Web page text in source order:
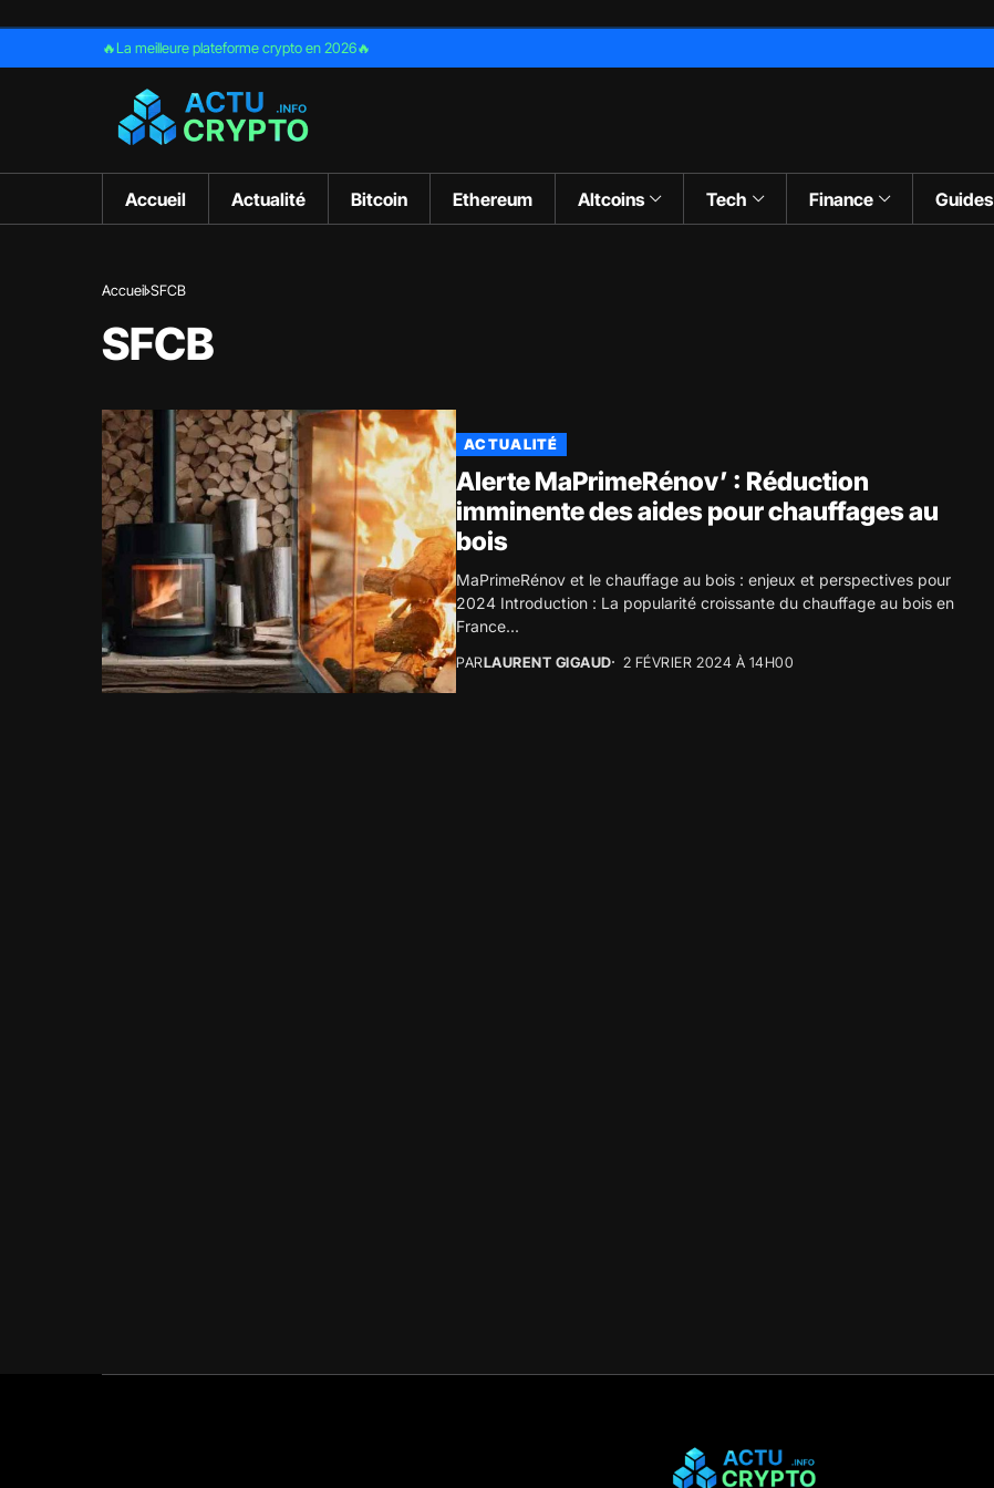
🔥La meilleure plateforme crypto en 2026🔥
Accueil Actualité Bitcoin Ethereum Altcoins Tech Finance Guides
Accueil SFCB
SFCB
ACTUALITÉ
Alerte MaPrimeRénov’ : Réduction
imminente des aides pour chauffages au
bois
MaPrimeRénov et le chauffage au bois : enjeux et perspectives pour
2024 Introduction : La popularité croissante du chauffage au bois en
France...
PARLAURENT GIGAUD 2 FÉVRIER 2024 À 14H00